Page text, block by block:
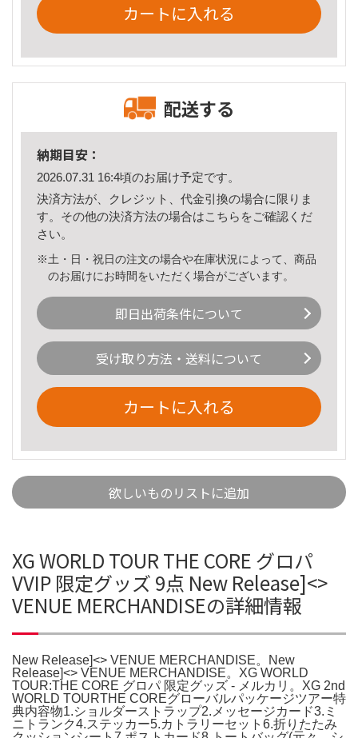
カートに入れる
配送する
納期目安：
2026.07.31 16:4頃のお届け予定です。
決済方法が、クレジット、代金引換の場合に限りま
す。その他の決済方法の場合はこちら をご確認くだ
さい。
※土・日・祝日の注文の場合や在庫状況によって、商品
のお届けにお時間をいただく場合がございます。
即日出荷条件について
受け取り方法・送料について
カートに入れる
欲しいものリストに追加
XG WORLD TOUR THE CORE グロパ
VVIP 限定グッズ 9点 New Release]<>
VENUE MERCHANDISEの詳細情報
New Release]<> VENUE MERCHANDISE。New
Release]<> VENUE MERCHANDISE。XG WORLD
TOUR:THE CORE グロパ 限定グッズ - メルカリ。XG 2nd
WORLD TOURTHE COREグローバルパッケージツアー特
典内容物1.ショルダーストラップ2.メッセージカード3.ミ
ニトランク4.ステッカー5.カトラリーセット6.折りたたみ